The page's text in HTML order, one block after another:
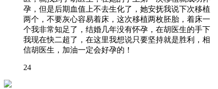
孕，但是后期血值上不去生化了，她安抚我说下次移植
两个，不要灰心容易着床，这次移植两枚胚胎，着床一
个我非常知足了，结婚几年没有怀孕，在胡医生的手下
我现在快二超了，在这里我想说只要坚持就是胜利，相
信胡医生，加油一定会好孕的！
24